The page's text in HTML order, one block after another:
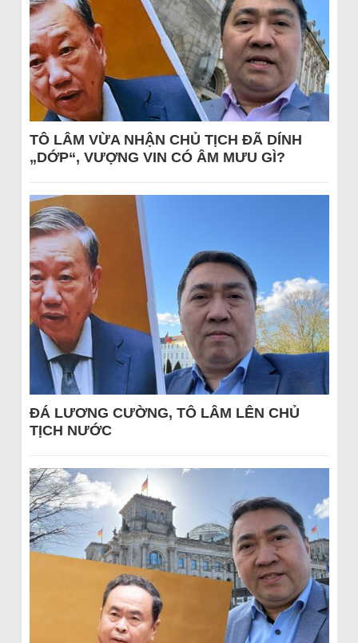
TÔ LÂM VỪA NHẬN CHỦ TỊCH ĐÃ DÍNH
„DỚP“, VƯỢNG VIN CÓ ÂM MƯU GÌ?
ĐÁ LƯƠNG CƯỜNG, TÔ LÂM LÊN CHỦ
TỊCH NƯỚC